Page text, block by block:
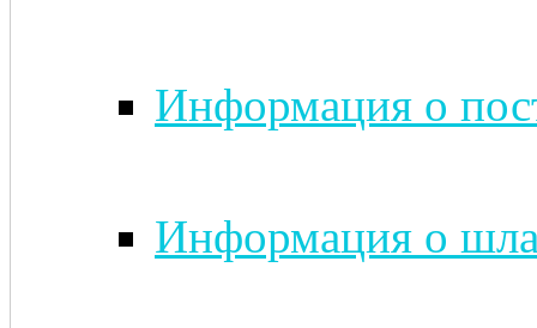
Информация о
Информация о